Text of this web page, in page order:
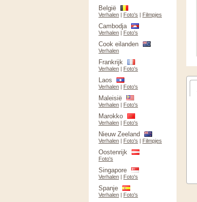
België
Verhalen | Foto's | Filmpjes
Cambodja
Verhalen | Foto's
Cook eilanden
Verhalen
Frankrijk
Verhalen | Foto's
Laos
Verhalen | Foto's
Maleisië
Verhalen | Foto's
Marokko
Verhalen | Foto's
Nieuw Zeeland
Verhalen | Foto's | Filmpjes
Oostenrijk
Foto's
Singapore
Verhalen | Foto's
Spanje
Verhalen | Foto's